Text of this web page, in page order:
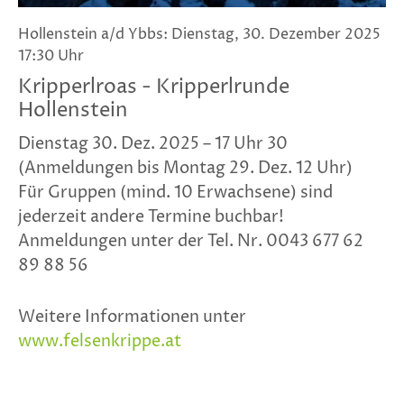
Hollenstein a/d Ybbs: Dienstag, 30. Dezember 2025
17:30 Uhr
Kripperlroas - Kripperlrunde
Hollenstein
Dienstag 30. Dez. 2025 – 17 Uhr 30
(Anmeldungen bis Montag 29. Dez. 12 Uhr)
Für Gruppen (mind. 10 Erwachsene) sind
jederzeit andere Termine buchbar!
Anmeldungen unter der Tel. Nr. 0043 677 62
89 88 56
Weitere Informationen unter
www.felsenkrippe.at